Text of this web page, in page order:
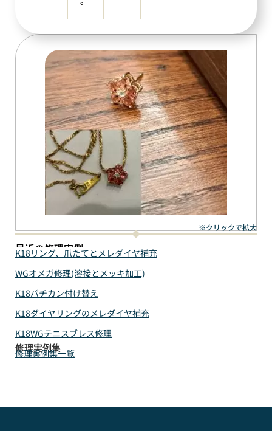
※クリックで拡大
最近の修理実例
K18リング、爪たてとメレダイヤ補充
WGオメガ修理(溶接とメッキ加工)
K18バチカン付け替え
K18ダイヤリングのメレダイヤ補充
K18WGテニスブレス修理
修理実例集
修理実例集一覧